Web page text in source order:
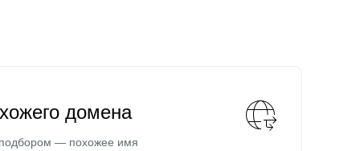
домена
— похожее имя